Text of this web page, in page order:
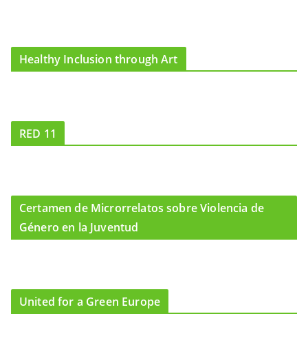
Healthy Inclusion through Art
RED 11
Certamen de Microrrelatos sobre Violencia de
Género en la Juventud
United for a Green Europe